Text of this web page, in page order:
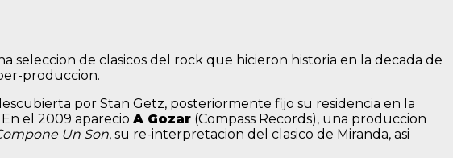
seleccion de clasicos del rock que hicieron historia en la decada de
produccion.
por Stan Getz, posteriormente fijo su residencia en la
el 2009 aparecioA Gozar (Compass Records), una produccion
Un Son, su re-interpretacion del clasico de Miranda, asi